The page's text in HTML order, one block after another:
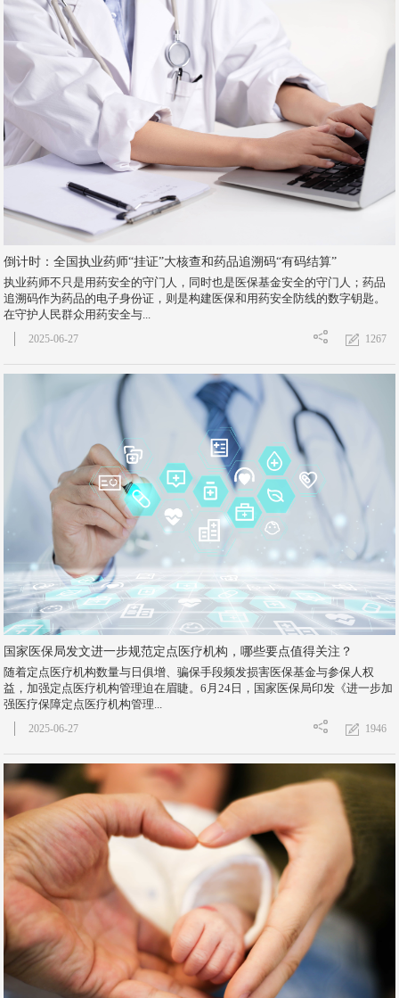
倒计时：全国执业药师“挂证”大核查和药品追溯码“有码结算”
执业药师不只是用药安全的守门人，同时也是医保基金安全的守门人；药品
追溯码作为药品的电子身份证，则是构建医保和用药安全防线的数字钥匙。
在守护人民群众用药安全与...
1267
2025-06-27
国家医保局发文进一步规范定点医疗机构，哪些要点值得关注？
随着定点医疗机构数量与日俱增、骗保手段频发损害医保基金与参保人权
益，加强定点医疗机构管理迫在眉睫。6月24日，国家医保局印发《进一步加
强医疗保障定点医疗机构管理...
1946
2025-06-27